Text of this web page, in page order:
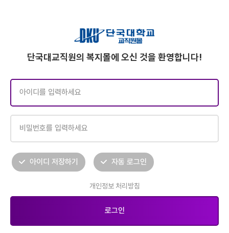
단국대교직원의 복지몰에 오신 것을 환영합니다!
아이디 저장하기 자동 로그인
개인정보 처리방침